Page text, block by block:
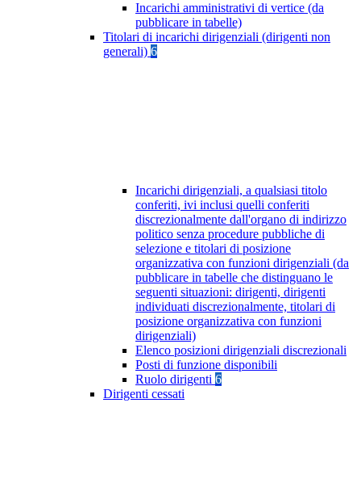
Incarichi amministrativi di vertice (da
pubblicare in tabelle)
Titolari di incarichi dirigenziali (dirigenti non
generali) 6
Incarichi dirigenziali, a qualsiasi titolo
conferiti, ivi inclusi quelli conferiti
discrezionalmente dall'organo di indirizzo
politico senza procedure pubbliche di
selezione e titolari di posizione
organizzativa con funzioni dirigenziali (da
pubblicare in tabelle che distinguano le
seguenti situazioni: dirigenti, dirigenti
individuati discrezionalmente, titolari di
posizione organizzativa con funzioni
dirigenziali)
Elenco posizioni dirigenziali discrezionali
Posti di funzione disponibili
Ruolo dirigenti 6
Dirigenti cessati